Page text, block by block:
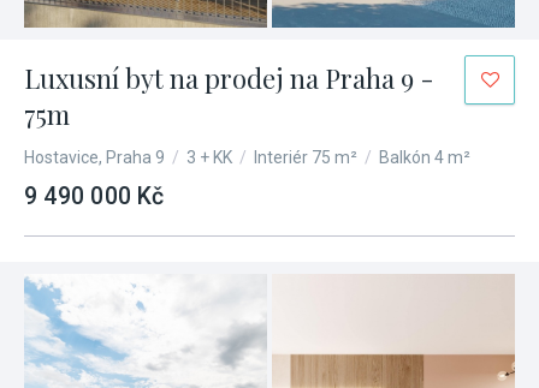
Luxusní byt na prodej na Praha 9 -
75m
Hostavice, Praha 9 / 3 + KK / Interiér 75 m² / Balkón 4 m²
9 490 000 Kč